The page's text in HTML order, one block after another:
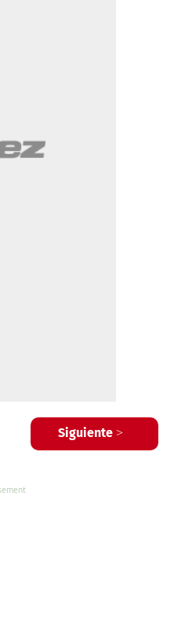
Siguiente >